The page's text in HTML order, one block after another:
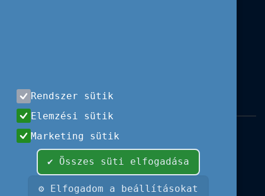
Impresszum |Használati feltételek
Adatvédelem|Sajtóközlemények|Kapcsolat
Minden jog fenntartva, 2026 © Tempus
Közalapítvány
Rendszer sütik
Elemzési sütik
Marketing sütik
✔ Összes süti elfogadása
⚙ Elfogadom a beállításokat